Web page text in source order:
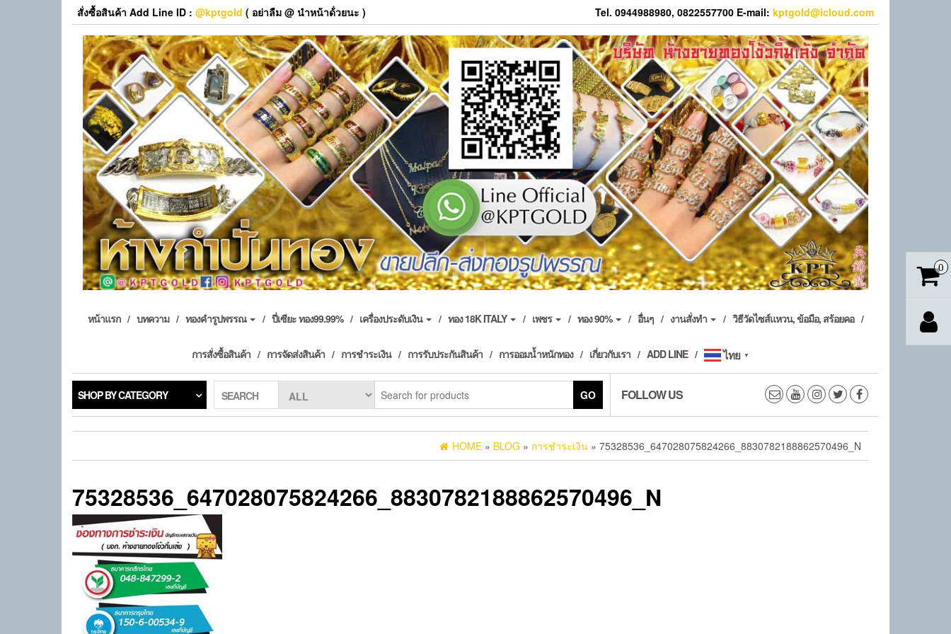
สั่งซื้อสินค้า Add Line ID : @kptgold ( อย่าลืม @ นำหน้าด้่วยนะ ) Tel. 0944988980, 0822557700 E-mail: kptgold@icloud.com
หน้าแรก บทความ ทองคำรูปพรรณ ปี่เซียะ ทอง99.99% เครื่องประดับเงิน ทอง 18K ITALY เพชร ทอง 90% อื่นๆ งานสั่งทำ วิธีวัดไซส์แหวน, ข้อมือ, สร้อยคอ
การสั่งซื้อสินค้า การจัดส่งสินค้า การชำระเงิน การรับประกันสินค้า การออมน้ำหนักทอง เกี่ยวกับเรา ADD LINE ไทย ▼
SHOP BY CATEGORY SEARCH GO FOLLOW US
HOME » BLOG » การชำระเงิน » 75328536_647028075824266_8830782188862570496_N
75328536_647028075824266_8830782188862570496_N
0